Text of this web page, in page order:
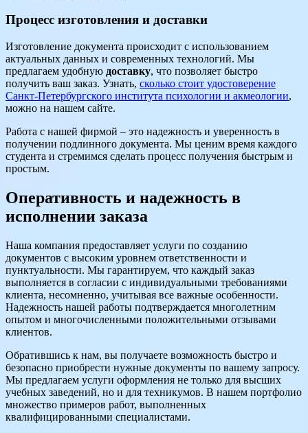
Процесс изготовления и доставки
Изготовление документа происходит с использованием
актуальных данных и современных технологий. Мы
предлагаем удобную доставку, что позволяет быстро
получить ваш заказ. Узнать, сколько стоит удостоверение
Санкт-Петербургского института психологии и акмеологии,
можно на нашем сайте.
Работа с нашей фирмой – это надежность и уверенность в
получении подлинного документа. Мы ценим время каждого
студента и стремимся сделать процесс получения быстрым и
простым.
Оперативность и надежность в
исполнении заказа
Наша компания предоставляет услуги по созданию
документов с высоким уровнем ответственности и
пунктуальности. Мы гарантируем, что каждый заказ
выполняется в согласии с индивидуальными требованиями
клиента, несомненно, учитывая все важные особенности.
Надежность нашей работы подтверждается многолетним
опытом и многочисленными положительными отзывами
клиентов.
Обратившись к нам, вы получаете возможность быстро и
безопасно приобрести нужные документы по вашему запросу.
Мы предлагаем услуги оформления не только для высших
учебных заведений, но и для техникумов. В нашем портфолио
множество примеров работ, выполненных
квалифицированными специалистами.